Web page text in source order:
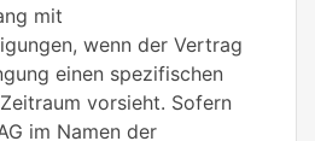
mit
wenn der Vertrag
einen spezifischen
vorsieht. Sofern
im Namen der